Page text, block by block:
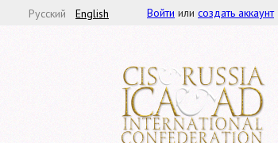
Войти или создать аккаунт
Русский English